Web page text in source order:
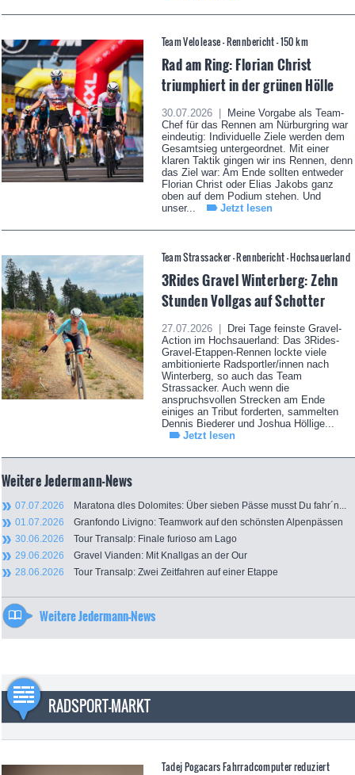
Team Velolease - Rennbericht - 150 km
Rad am Ring: Florian Christ
triumphiert in der grünen Hölle
30.07.2026 |
Meine Vorgabe als Team-
Chef für das Rennen am Nürburgring war
eindeutig: Individuelle Ziele werden dem
Gesamtsieg untergeordnet. Mit einer
klaren Taktik gingen wir ins Rennen, denn
das Ziel war: Am Ende sollten entweder
Florian Christ oder Elias Jakobs ganz
oben auf dem Podium stehen. Und
unser...
Jetzt lesen
Team Strassacker - Rennbericht - Hochsauerland
3Rides Gravel Winterberg: Zehn
Stunden Vollgas auf Schotter
27.07.2026 |
Drei Tage feinste Gravel-
Action im Hochsauerland: Das 3Rides-
Gravel-Etappen-Rennen lockte viele
ambitionierte Radsportler/innen nach
Winterberg, so auch das Team
Strassacker. Auch wenn die
anspruchsvollen Strecken am Ende
einiges an Tribut forderten, sammelten
Dennis Biederer und Joshua Höllige...
Jetzt lesen
Weitere Jedermann-News
07.07.2026 Maratona dles Dolomites: Über sieben Pässe musst Du fahr´n...
01.07.2026 Granfondo Livigno: Teamwork auf den schönsten Alpenpässen
30.06.2026 Tour Transalp: Finale furioso am Lago
29.06.2026 Gravel Vianden: Mit Knallgas an der Our
28.06.2026 Tour Transalp: Zwei Zeitfahren auf einer Etappe
Weitere Jedermann-News
RADSPORT-MARKT
Tadej Pogacars Fahrradcomputer reduziert